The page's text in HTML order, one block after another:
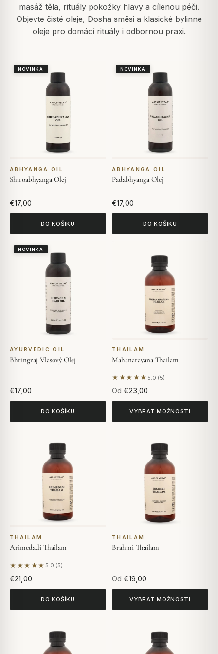
masáž těla, rituály pokožky hlavy a cílenou péči.
Objevte čisté oleje, Dosha směsi a klasické bylinné
oleje pro domácí rituály i odbornou praxi.
NOVINKA
ABHYANGA OIL
Shiroabhyanga Olej
€17,00
DO KOŠÍKU
NOVINKA
ABHYANGA OIL
Padabhyanga Olej
€17,00
DO KOŠÍKU
NOVINKA
AYURVEDIC OIL
Bhringraj Vlasový Olej
€17,00
DO KOŠÍKU
THAILAM
Mahanarayana Thailam
★★★★★ 5.0 (5)
Na základě 5 hodnocení
Od €23,00
VYBRAT MOŽNOSTI
THAILAM
Arimedadi Thailam
★★★★★ 5.0 (5)
Na základě 5 hodnocení
€21,00
DO KOŠÍKU
THAILAM
Brahmi Thailam
Od €19,00
VYBRAT MOŽNOSTI